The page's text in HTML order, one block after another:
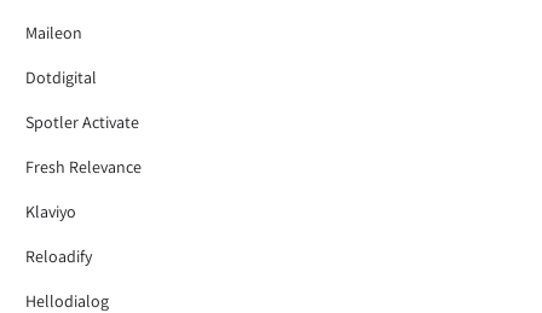
Maileon
Dotdigital
Spotler Activate
Fresh Relevance
Klaviyo
Reloadify
Hellodialog